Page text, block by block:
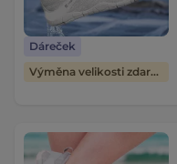
Dáreček
Výměna velikosti zdarma